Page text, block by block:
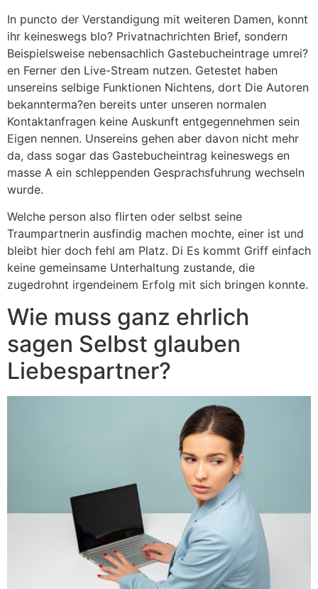
In puncto der Verstandigung mit weiteren Damen, konnt
ihr keineswegs blo? Privatnachrichten Brief, sondern
Beispielsweise nebensachlich Gastebucheintrage umrei?
en Ferner den Live-Stream nutzen. Getestet haben
unsereins selbige Funktionen Nichtens, dort Die Autoren
bekannterma?en bereits unter unseren normalen
Kontaktanfragen keine Auskunft entgegennehmen sein
Eigen nennen. Unsereins gehen aber davon nicht mehr
da, dass sogar das Gastebucheintrag keineswegs en
masse A ein schleppenden Gesprachsfuhrung wechseln
wurde.
Welche person also flirten oder selbst seine
Traumpartnerin ausfindig machen mochte, einer ist und
bleibt hier doch fehl am Platz. Di Es kommt Griff einfach
keine gemeinsame Unterhaltung zustande, die
zugedrohnt irgendeinem Erfolg mit sich bringen konnte.
Wie muss ganz ehrlich
sagen Selbst glauben
Liebespartner?